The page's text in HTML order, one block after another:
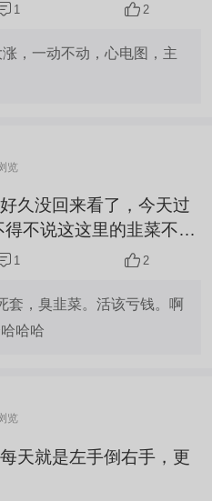
1 2
，一动不动，心电图，主
览
久没回来看了，今天过
不说这这里的韭菜不是
哈哈哈哈哈哈哈哈哈
1 2
套，臭韭菜。活该亏钱。啊
哈哈
览
天就是左手倒右手，更